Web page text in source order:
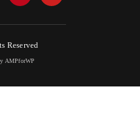
Reserved
AMPforWP